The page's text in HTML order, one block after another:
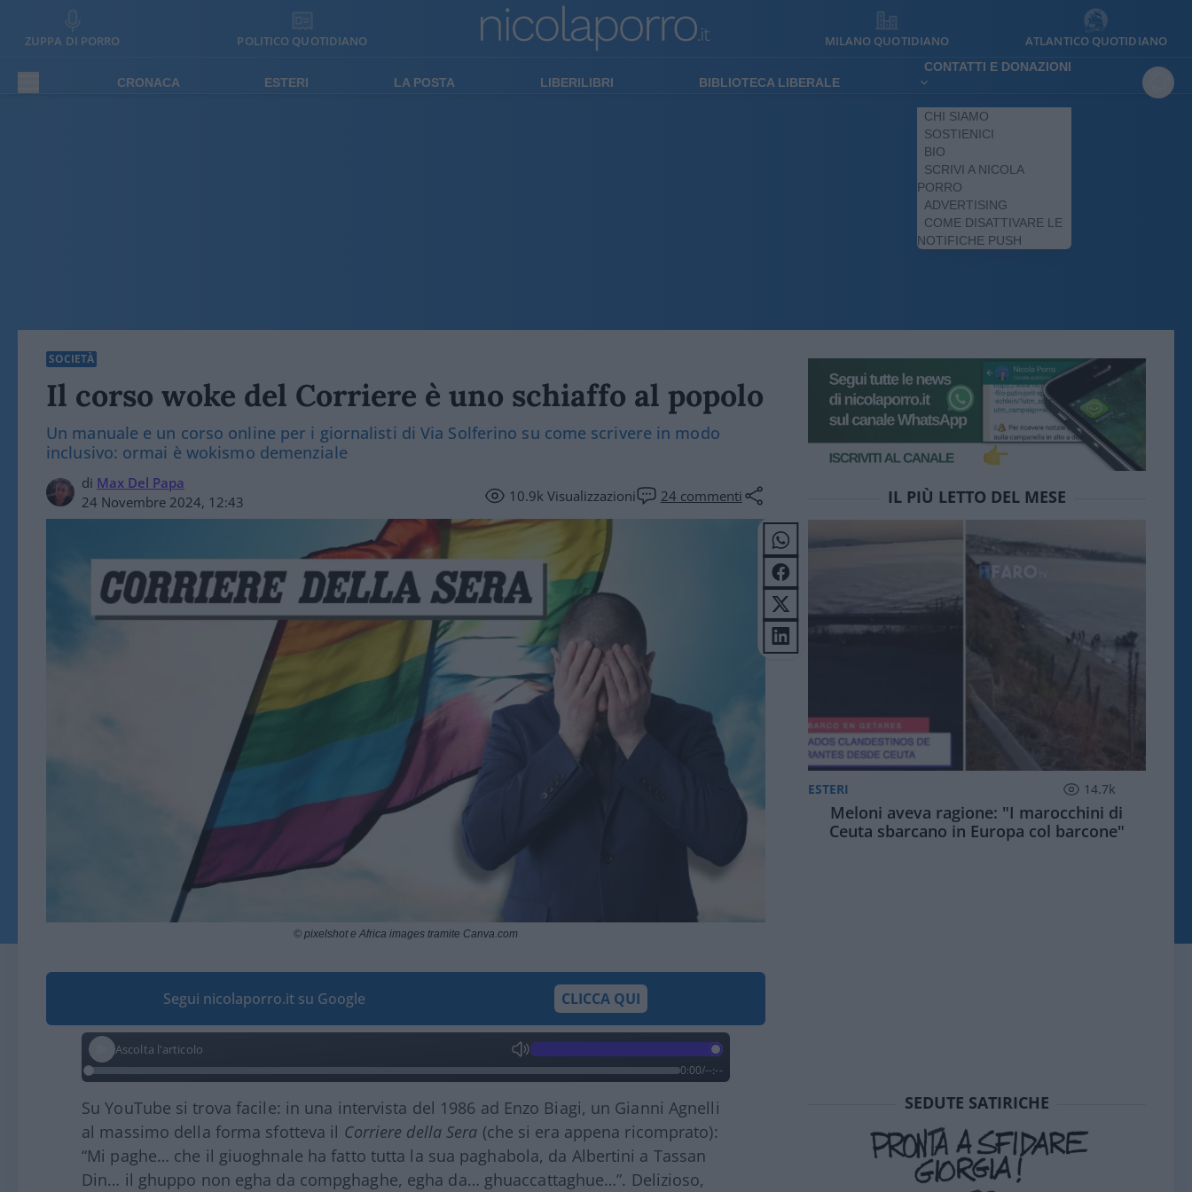
ZUPPA DI PORRO POLITICO QUOTIDIANO MILANO QUOTIDIANO ATLANTICO QUOTIDIANO
CRONACA ESTERI LA POSTA LIBERILIBRI BIBLIOTECA LIBERALE
CONTATTI E DONAZIONI
CHI SIAMO
SOSTIENICI
BIO
SCRIVI A NICOLA
PORRO
ADVERTISING
COME DISATTIVARE LE
NOTIFICHE PUSH
SOCIETÀ
Il corso woke del Corriere è uno schiaffo al popolo
Un manuale e un corso online per i giornalisti di Via Solferino su come scrivere in modo
inclusivo: ormai è wokismo demenziale
di Max Del Papa
24 Novembre 2024, 12:43
10.9kVisualizzazioni 24 commenti
© pixelshot e Africa images tramite Canva.com
Segui nicolaporro.it su Google CLICCA QUI
Ascolta l'articolo
0:00/--:--
Su YouTube si trova facile: in una intervista del 1986 ad Enzo Biagi, un Gianni Agnelli
al massimo della forma sfotteva il Corriere della Sera (che si era appena ricomprato):
“Mi paghe… che il giuoghnale ha fatto tutta la sua paghabola, da Albertini a Tassan
Din… il ghuppo non egha da compghaghe, egha da… ghuaccattaghue…”. Delizioso,
IL PIÙ LETTO DEL MESE
ESTERI 14.7k
Meloni aveva ragione: "I marocchini di
Ceuta sbarcano in Europa col barcone"
SEDUTE SATIRICHE